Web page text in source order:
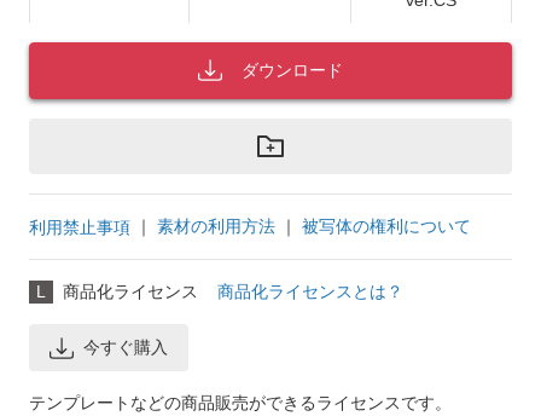
ダウンロード
利用禁止事項 ｜ 素材の利用方法 ｜ 被写体の権利について
L 商品化ライセンス 商品化ライセンスとは？
今すぐ購入
テンプレートなどの商品販売ができるライセンスです。